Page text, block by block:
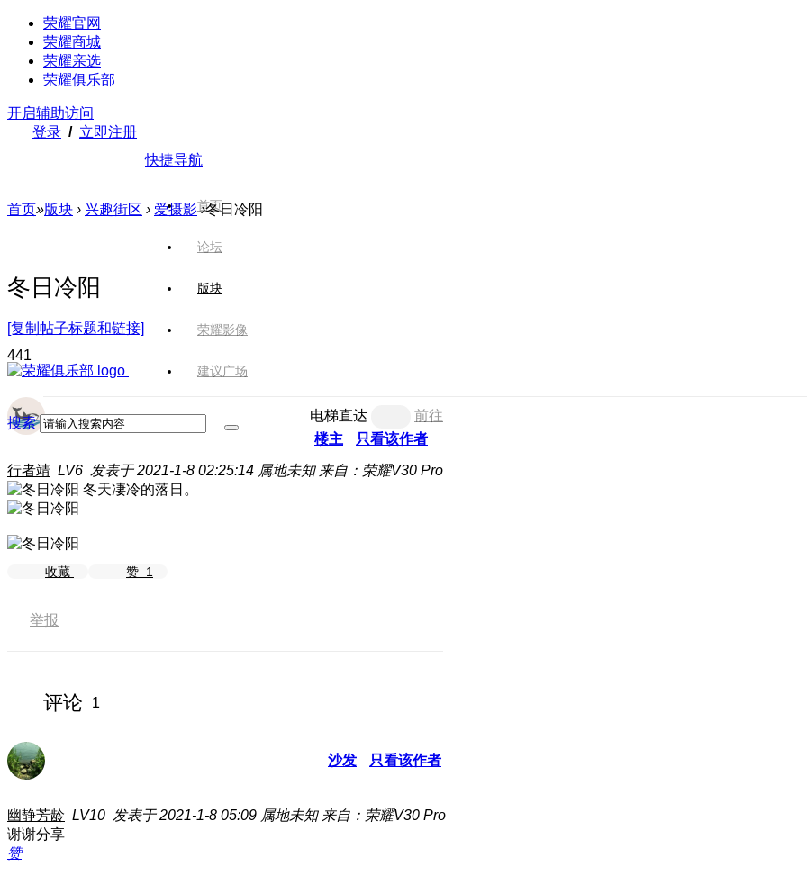
荣耀官网
荣耀商城
荣耀亲选
荣耀俱乐部
开启辅助访问
登录 / 立即注册
快捷导航
首页
论坛
版块
荣耀影像
建议广场
搜索
首页»版块 › 兴趣街区 › 爱摄影 ›冬日冷阳
冬日冷阳
[复制帖子标题和链接]
441
电梯直达
前往
楼主
只看该作者
行者靖 LV6 发表于 2021-1-8 02:25:14 属地未知 来自：荣耀V30 Pro
冬天凄冷的落日。
收藏 赞 1
举报
评论 1
沙发 只看该作者
幽静芳龄 LV10 发表于 2021-1-8 05:09 属地未知 来自：荣耀V30 Pro
谢谢分享
赞